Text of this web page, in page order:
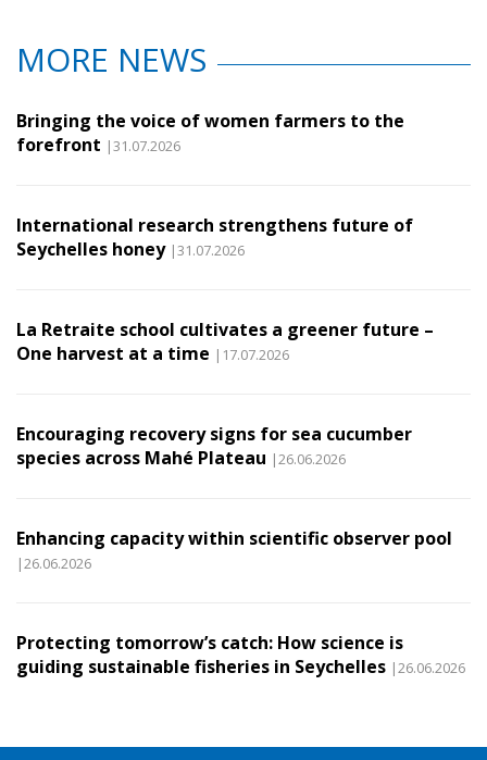
MORE NEWS
Bringing the voice of women farmers to the
forefront |31.07.2026
International research strengthens future of
Seychelles honey |31.07.2026
La Retraite school cultivates a greener future –
One harvest at a time |17.07.2026
Encouraging recovery signs for sea cucumber
species across Mahé Plateau |26.06.2026
Enhancing capacity within scientific observer pool
|26.06.2026
Protecting tomorrow’s catch: How science is
guiding sustainable fisheries in Seychelles |26.06.2026